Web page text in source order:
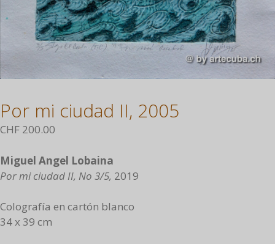
Por mi ciudad II, 2005
CHF 200.00
Miguel Angel Lobaina
Por mi ciudad II, No 3/5, 2019
Colografía en cartón blanco
34 x 39 cm